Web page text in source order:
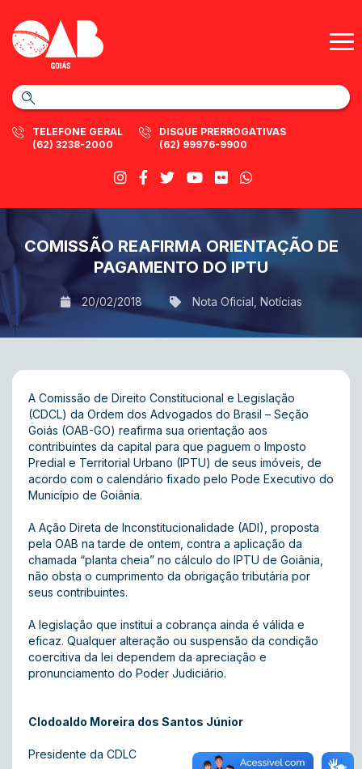
TELEFONE GERAL
(62) 3238-2000
DISQUE PRERROGATIVAS
(62) 99976-9900
COMISSÃO REAFIRMA ORIENTAÇÃO DE
PAGAMENTO DO IPTU
20/02/2018 Nota Oficial Notícias
A Comissão de Direito Constitucional e Legislação
(CDCL) da Ordem dos Advogados do Brasil – Seção
Goiás (OAB-GO) reafirma sua orientação aos
contribuintes da capital para que paguem o Imposto
Predial e Territorial Urbano (IPTU) de seus imóveis, de
acordo com o calendário fixado pelo Pode Executivo do
Município de Goiânia.
A Ação Direta de Inconstitucionalidade (ADI), proposta
pela OAB na tarde de ontem, contra a aplicação da
chamada “planta cheia” no cálculo do IPTU de Goiânia,
não obsta o cumprimento da obrigação tributária por
seus contribuintes.
A legislação que institui a cobrança ainda é válida e
eficaz. Qualquer alteração ou suspensão da condição
coercitiva da lei dependem da apreciação e
pronunciamento do Poder Judiciário.
Clodoaldo Moreira dos Santos Júnior
Presidente da CDLC